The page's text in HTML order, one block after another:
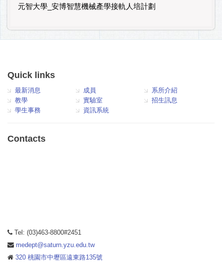
元智大學_安博智慧機械產學接軌人培計劃
Quick links
最新消息 成員
系所介紹
教學
實驗室
招生訊息
學生事務
資訊系統
Contacts
Tel: (03)463-8800#2451
medept@saturn.yzu.edu.tw
320 桃園市中壢區遠東路135號